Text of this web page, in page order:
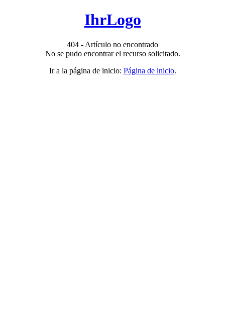
IhrLogo
404 - Artículo no encontrado
No se pudo encontrar el recurso solicitado.
Ir a la página de inicio: Página de inicio.